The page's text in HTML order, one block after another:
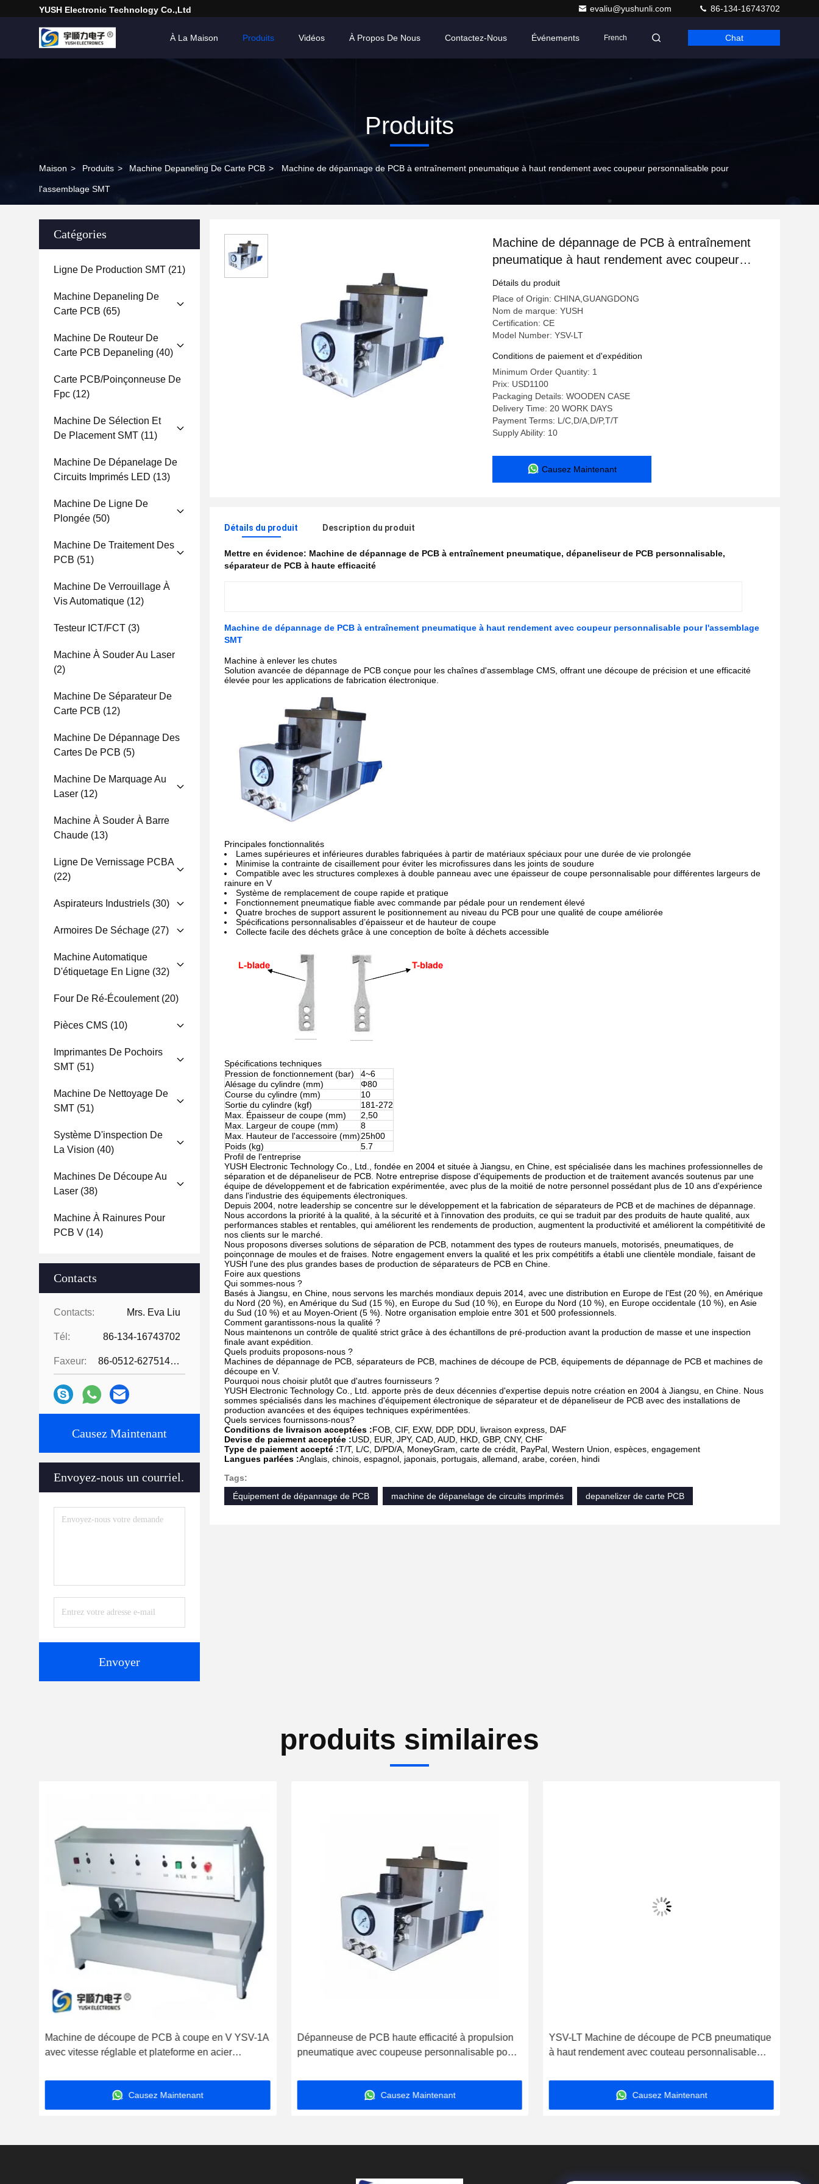
YUSH Electronic Technology Co.,Ltd evaliu@yushunli.com 86-134-16743702
À La Maison Produits Vidéos À Propos De Nous Contactez-Nous Événements French Chat
Produits
Maison > Produits > Machine Depaneling De Carte PCB > Machine de dépannage de PCB à entraînement pneumatique à haut rendement avec coupeur personnalisable pour
l'assemblage SMT
Catégories
Ligne De Production SMT (21)
Machine Depaneling De
Carte PCB (65)
Machine De Routeur De
Carte PCB Depaneling (40)
Carte PCB/poinçonneuse De
Fpc (12)
Machine De Sélection Et
De Placement SMT (11)
Machine De Dépanelage De
Circuits Imprimés LED (13)
Machine De Ligne De
Plongée (50)
Machine De Traitement Des
PCB (51)
Machine De Verrouillage À
Vis Automatique (12)
Testeur ICT/FCT (3)
Machine À Souder Au Laser
(2)
Machine De Séparateur De
Carte PCB (12)
Machine De Dépannage Des
Cartes De PCB (5)
Machine De Marquage Au
Laser (12)
Machine À Souder À Barre
Chaude (13)
Ligne De Vernissage PCBA
(22)
Aspirateurs Industriels (30)
Armoires De Séchage (27)
Machine Automatique
D'étiquetage En Ligne (32)
Four De Ré-Écoulement(20)
Pièces CMS (10)
Imprimantes De Pochoirs
SMT (51)
Machine De Nettoyage De
SMT (51)
Système D'inspection De
La Vision (40)
Machines De Découpe Au
Laser (38)
Machine À Rainures Pour
PCB V (14)
Contacts
Contacts: Mrs. Eva Liu
Tél: 86-134-16743702
Faxeur: 86-0512-62751429
Causez Maintenant
Envoyez-nous un courriel.
Envoyer
Machine de dépannage de PCB à entraînement
pneumatique à haut rendement avec coupeur
personnalisable pour l'assemblage SMT
Détails du produit
Place of Origin: CHINA,GUANGDONG
Nom de marque: YUSH
Certification: CE
Model Number: YSV-LT
Conditions de paiement et d'expédition
Minimum Order Quantity: 1
Prix: USD1100
Packaging Details: WOODEN CASE
Delivery Time: 20 WORK DAYS
Payment Terms: L/C,D/A,D/P,T/T
Supply Ability: 10
Causez Maintenant
Détails du produit Description du produit
Mettre en évidence: Machine de dépannage de PCB à entraînement pneumatique, dépaneliseur de PCB personnalisable,
séparateur de PCB à haute efficacité
Machine de dépannage de PCB à entraînement pneumatique à haut rendement avec coupeur personnalisable pour l'assemblage
SMT
Machine à enlever les chutes
Solution avancée de dépannage de PCB conçue pour les chaînes d'assemblage CMS, offrant une découpe de précision et une efficacité
élevée pour les applications de fabrication électronique.
Principales fonctionnalités
Lames supérieures et inférieures durables fabriquées à partir de matériaux spéciaux pour une durée de vie prolongée
Minimise la contrainte de cisaillement pour éviter les microfissures dans les joints de soudure
Compatible avec les structures complexes à double panneau avec une épaisseur de coupe personnalisable pour différentes largeurs de
rainure en V
Système de remplacement de coupe rapide et pratique
Fonctionnement pneumatique fiable avec commande par pédale pour un rendement élevé
Quatre broches de support assurent le positionnement au niveau du PCB pour une qualité de coupe améliorée
Spécifications personnalisables d’épaisseur et de hauteur de coupe
Collecte facile des déchets grâce à une conception de boîte à déchets accessible
Spécifications techniques
Pression de fonctionnement (bar)
4~6
Alésage du cylindre (mm)
Φ80
Course du cylindre (mm)
10
Sortie du cylindre (kgf)
181-272
Max. Épaisseur de coupe (mm)
2,50
Max. Largeur de coupe (mm)
8
Max. Hauteur de l'accessoire (mm)25h00
Poids (kg)
5.7
Profil de l'entreprise
YUSH Electronic Technology Co., Ltd., fondée en 2004 et située à Jiangsu, en Chine, est spécialisée dans les machines professionnelles de
séparation et de dépaneliseur de PCB. Notre entreprise dispose d'équipements de production et de traitement avancés soutenus par une
équipe de développement et de fabrication expérimentée, avec plus de la moitié de notre personnel possédant plus de 10 ans d'expérience
dans l'industrie des équipements électroniques.
Depuis 2004, notre leadership se concentre sur le développement et la fabrication de séparateurs de PCB et de machines de dépannage.
Nous accordons la priorité à la qualité, à la sécurité et à l'innovation des produits, ce qui se traduit par des produits de haute qualité, aux
performances stables et rentables, qui améliorent les rendements de production, augmentent la productivité et améliorent la compétitivité de
nos clients sur le marché.
Nous proposons diverses solutions de séparation de PCB, notamment des types de routeurs manuels, motorisés, pneumatiques, de
poinçonnage de moules et de fraises. Notre engagement envers la qualité et les prix compétitifs a établi une clientèle mondiale, faisant de
YUSH l'une des plus grandes bases de production de séparateurs de PCB en Chine.
Foire aux questions
Qui sommes-nous ?
Basés à Jiangsu, en Chine, nous servons les marchés mondiaux depuis 2014, avec une distribution en Europe de l'Est (20 %), en Amérique
du Nord (20 %), en Amérique du Sud (15 %), en Europe du Sud (10 %), en Europe du Nord (10 %), en Europe occidentale (10 %), en Asie
du Sud (10 %) et au Moyen-Orient (5 %). Notre organisation emploie entre 301 et 500 professionnels.
Comment garantissons-nous la qualité ?
Nous maintenons un contrôle de qualité strict grâce à des échantillons de pré-production avant la production de masse et une inspection
finale avant expédition.
Quels produits proposons-nous ?
Machines de dépannage de PCB, séparateurs de PCB, machines de découpe de PCB, équipements de dépannage de PCB et machines de
découpe en V.
Pourquoi nous choisir plutôt que d'autres fournisseurs ?
YUSH Electronic Technology Co., Ltd. apporte près de deux décennies d'expertise depuis notre création en 2004 à Jiangsu, en Chine. Nous
sommes spécialisés dans les machines d'équipement électronique de séparateur et de dépaneliseur de PCB avec des installations de
production avancées et des équipes techniques expérimentées.
Quels services fournissons-nous?
Conditions de livraison acceptées :FOB, CIF, EXW, DDP, DDU, livraison express, DAF
Devise de paiement acceptée :USD, EUR, JPY, CAD, AUD, HKD, GBP, CNY, CHF
Type de paiement accepté :T/T, L/C, D/PD/A, MoneyGram, carte de crédit, PayPal, Western Union, espèces, engagement
Langues parlées :Anglais, chinois, espagnol, japonais, portugais, allemand, arabe, coréen, hindi
Tags:
Équipement de dépannage de PCB
machine de dépanelage de circuits imprimés depanelizer de carte PCB
produits similaires
Machine de découpe de PCB à coupe en V YSV-1A
avec vitesse réglable et plateforme en acier
Causez Maintenant
Dépanneuse de PCB haute efficacité à propulsion
pneumatique avec coupeuse personnalisable pour
Causez Maintenant
YSV-LT Machine de découpe de PCB pneumatique
à haut rendement avec couteau personnalisable
Causez Maintenant